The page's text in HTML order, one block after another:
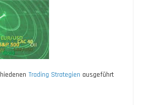
Trading Strategien ausgeführt